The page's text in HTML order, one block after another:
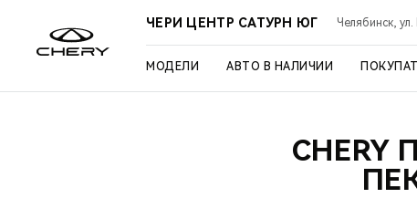
ЧЕРИ ЦЕНТР САТУРН ЮГ Челябинск,
МОДЕЛИ АВТО В НАЛИЧИИ